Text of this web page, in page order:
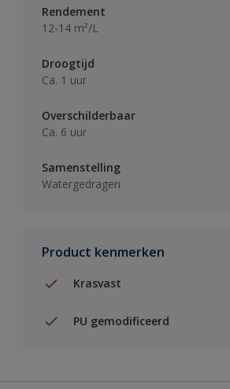
Rendement
12-14 m²/L
Droogtijd
Ca. 1 uur
Overschilderbaar
Ca. 6 uur
Samenstelling
Watergedragen
Product kenmerken
Krasvast
PU gemodificeerd